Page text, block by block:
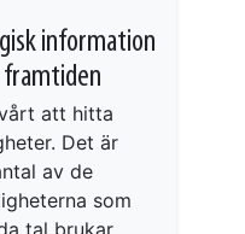
information
framtiden
att hitta
Det är
av de
som
tal brukar